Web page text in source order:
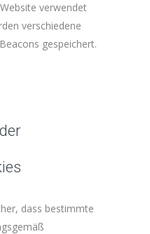
verwendet
verschiedene
gespeichert.
dass bestimmte